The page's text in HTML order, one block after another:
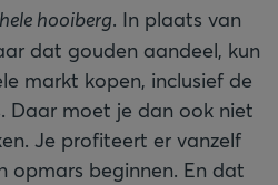
hooiberg. In plaats van
dat gouden aandeel, kun
markt kopen, inclusief de
Daar moet je dan ook niet
Je profiteert er vanzelf
opmars beginnen. En dat